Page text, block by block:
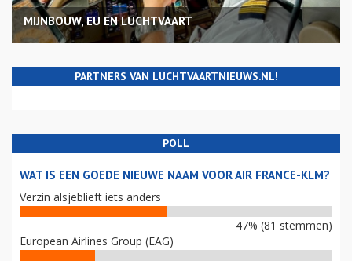
MIJNBOUW, EU EN LUCHTVAART
PARTNERS VAN LUCHTVAARTNIEUWS.NL!
POLL
WAT IS EEN GOEDE NIEUWE NAAM VOOR AIR FRANCE-KLM?
Verzin alsjeblieft iets anders
47% (81 stemmen)
European Airlines Group (EAG)